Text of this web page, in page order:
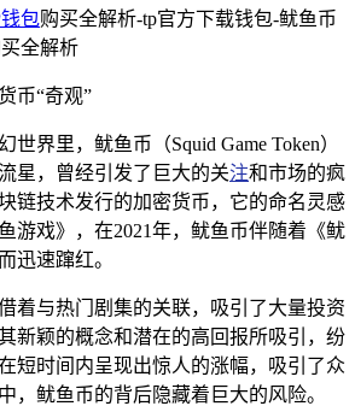
包购买全解析-tp官方下载钱包-鱿鱼币
全解析
币“奇观”
界里，鱿鱼币（Squid Game Token）
星，曾经引发了巨大的关注和市场的疯
链技术发行的加密货币，它的命名灵感
游戏》，在2021年，鱿鱼币伴随着《鱿
迅速蹿红。
着与热门剧集的关联，吸引了大量投资
新颖的概念和潜在的高回报所吸引，纷
短时间内呈现出惊人的涨幅，吸引了众
，鱿鱼币的背后隐藏着巨大的风险。